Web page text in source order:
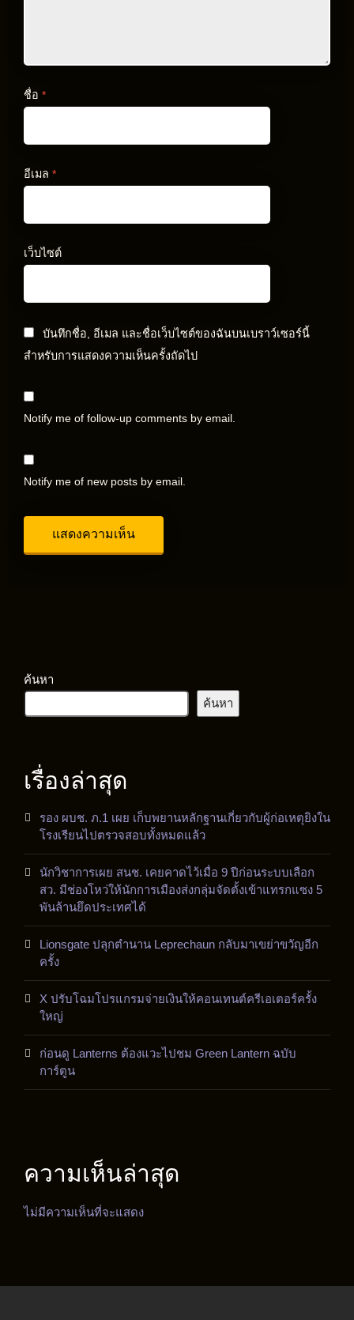
ชื่อ *
อีเมล *
เว็บไซต์
บันทึกชื่อ, อีเมล และชื่อเว็บไซต์ของฉันบนเบราว์เซอร์นี้
สำหรับการแสดงความเห็นครั้งถัดไป
Notify me of follow-up comments by email.
Notify me of new posts by email.
ค้นหา
ค้นหา
เรื่องล่าสุด
รอง ผบช. ภ.1 เผย เก็บพยานหลักฐานเกี่ยวกับผู้ก่อเหตุยิงใน
โรงเรียนไปตรวจสอบทั้งหมดแล้ว
นักวิชาการเผย สนช. เคยคาดไว้เมื่อ 9 ปีก่อนระบบเลือก
สว. มีช่องโหว่ให้นักการเมืองส่งกลุ่มจัดตั้งเข้าแทรกแซง 5
พันล้านยึดประเทศได้
Lionsgate ปลุกตำนาน Leprechaun กลับมาเขย่าขวัญอีก
ครั้ง
X ปรับโฉมโปรแกรมจ่ายเงินให้คอนเทนต์ครีเอเตอร์ครั้ง
ใหญ่
ก่อนดู Lanterns ต้องแวะไปชม Green Lantern ฉบับ
การ์ตูน
ความเห็นล่าสุด
ไม่มีความเห็นที่จะแสดง